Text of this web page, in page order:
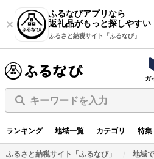
ふるなびアプリなら
返礼品がもっと探しやすい
ふるさと納税サイト「ふるなび」
ガ
キーワードを入力
ランキング 地域一覧 カテゴリ 特集
ふるさと納税サイト「ふるなび」 地域